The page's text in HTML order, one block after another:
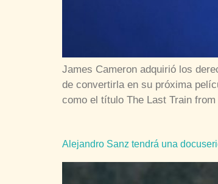
James Cameron adquirió los
de convertirla en su próxima
como el título The Last Train
Alejandro Sanz tendrá una